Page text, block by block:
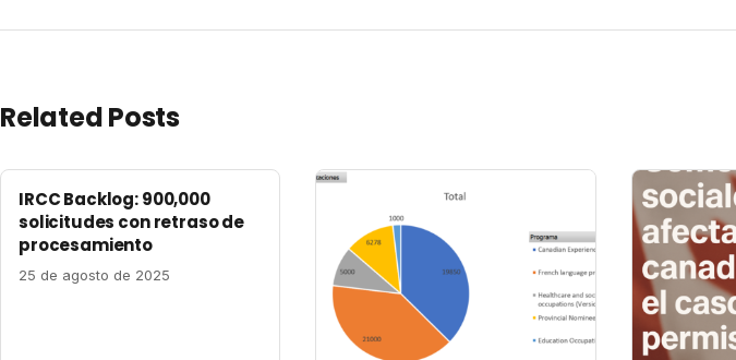
Related Posts
IRCC Backlog: 900,000
solicitudes con retraso de
procesamiento
25 de agosto de 2025